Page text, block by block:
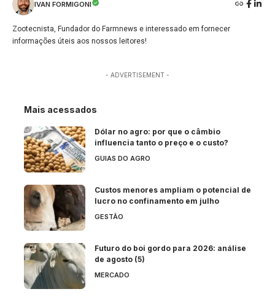
IVAN FORMIGONI
Zootecnista, Fundador do Farmnews e interessado em fornecer
informações úteis aos nossos leitores!
- ADVERTISEMENT -
Mais acessados
Dólar no agro: por que o câmbio
influencia tanto o preço e o custo?
GUIAS DO AGRO
Custos menores ampliam o potencial de
lucro no confinamento em julho
GESTÃO
Futuro do boi gordo para 2026: análise
de agosto (5)
MERCADO